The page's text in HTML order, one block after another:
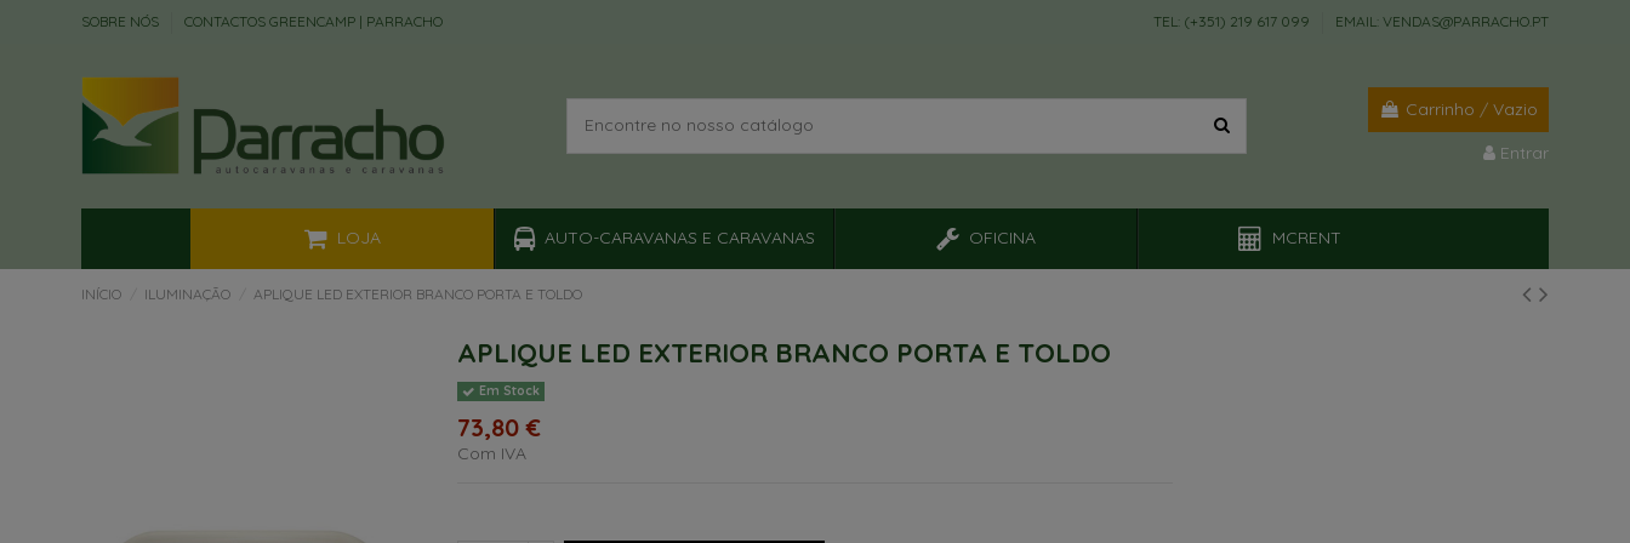
SOBRE NÓS CONTACTOS GREENCAMP | PARRACHO TEL: (+351) 219 617 099 EMAIL: VENDAS@PARRACHO.PT
Carrinho / Vazio
Entrar
LOJA AUTO-CARAVANAS E CARAVANAS OFICINA MCRENT
INÍCIO ILUMINAÇÃO APLIQUE LED EXTERIOR BRANCO PORTA E TOLDO
APLIQUE LED EXTERIOR BRANCO PORTA E TOLDO
Em Stock
73,80 €
Com IVA